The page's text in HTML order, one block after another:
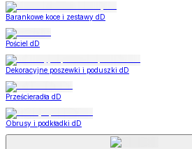
Barankowe koce i zestawy dD
Pościel dD
Dekoracyjne poszewki i poduszki dD
Prześcieradła dD
Obrusy i podkładki dD